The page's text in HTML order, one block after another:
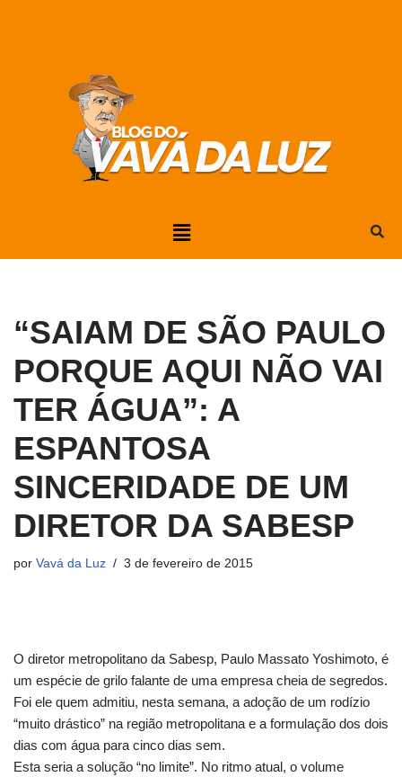
“SAIAM DE SÃO PAULO
PORQUE AQUI NÃO VAI
TER ÁGUA”: A
ESPANTOSA
SINCERIDADE DE UM
DIRETOR DA SABESP
por Vavá da Luz 3 de fevereiro de 2015
O diretor metropolitano da Sabesp, Paulo Massato Yoshimoto, é
um espécie de grilo falante de uma empresa cheia de segredos.
Foi ele quem admitiu, nesta semana, a adoção de um rodízio
“muito drástico” na região metropolitana e a formulação dos dois
dias com água para cinco dias sem.
Esta seria a solução “no limite”. No ritmo atual, o volume